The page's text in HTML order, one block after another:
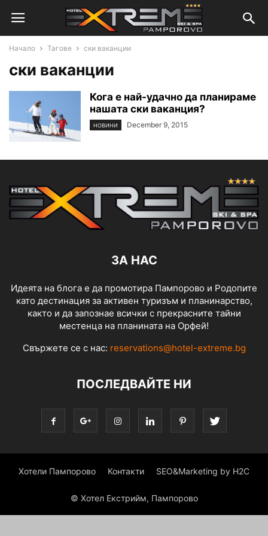
Начало Тагове ски ваканции
ски ваканции
Кога е най-удачно да планираме
нашата ски ваканция?
НОВИНИ December 9, 2015
ЗА НАС
Идеята на блога е да промотира Пампорово и Родопите
като дестинация за активен туризъм и планинарство,
както и да запознае всички с прекрасните тайни
местенца на планината на Орфей!
Свържете се с нас: reservations@hotel-extreme.bg
ПОСЛЕДВАЙТЕ НИ
Хотели Пампорово Контакти SEO&Marketing by H2C
© Хотел Екстрийм, Пампорово